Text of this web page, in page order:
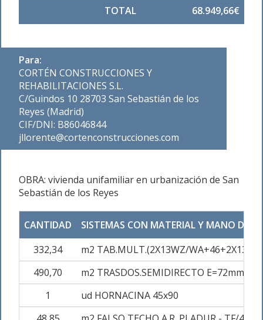
TOTAL
68.949,66€
Para:
CORTÉN CONSTRUCCIONES Y
REHABILITACIONES S.L.
C/Guindos 10 28703 San Sebastián de los
Reyes (Madrid)
CIF/DNI: B86046844
jllorente@cortenconstrucciones.com
OBRA: vivienda unifamiliar en urbanización de San
Sebastián de los Reyes
CANTIDAD
SISTEMAS CON MATERIAL Y MANO DE
332,34
m2 TAB.MULT.(2X13WZ/
490,70
m2 TRASDOS.SEMIDIRECTO E=72mm./
1
ud HORNACINA 45x90